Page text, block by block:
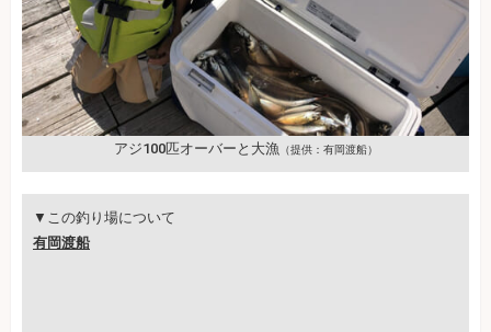
アジ100匹オーバーと大漁 （提供：有岡渡船）
▼この釣り場について
有岡渡船